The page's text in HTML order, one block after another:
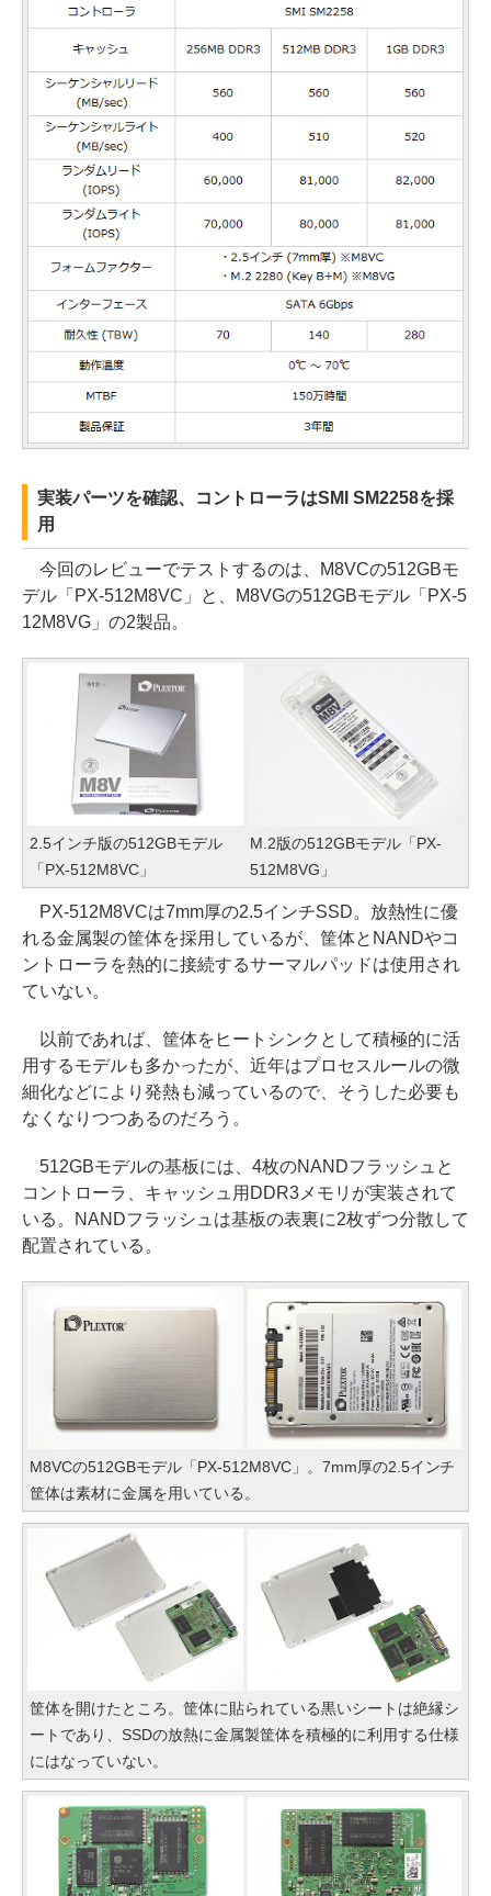
実装パーツを確認、コントローラはSMI SM2258を採
用
今回のレビューでテストするのは、M8VCの512GBモ
デル「PX-512M8VC」と、M8VGの512GBモデル「PX-5
12M8VG」の2製品。
2.5インチ版の512GBモデル
「PX-512M8VC」
M.2版の512GBモデル「PX-
512M8VG」
PX-512M8VCは7mm厚の2.5インチSSD。放熱性に優
れる金属製の筐体を採用しているが、筐体とNANDやコ
ントローラを熱的に接続するサーマルパッドは使用され
ていない。
以前であれば、筐体をヒートシンクとして積極的に活
用するモデルも多かったが、近年はプロセスルールの微
細化などにより発熱も減っているので、そうした必要も
なくなりつつあるのだろう。
512GBモデルの基板には、4枚のNANDフラッシュと
コントローラ、キャッシュ用DDR3メモリが実装されて
いる。NANDフラッシュは基板の表裏に2枚ずつ分散して
配置されている。
M8VCの512GBモデル「PX-512M8VC」。7mm厚の2.5インチ
筐体は素材に金属を用いている。
筐体を開けたところ。筐体に貼られている黒いシートは絶縁シ
ートであり、SSDの放熱に金属製筐体を積極的に利用する仕様
にはなっていない。